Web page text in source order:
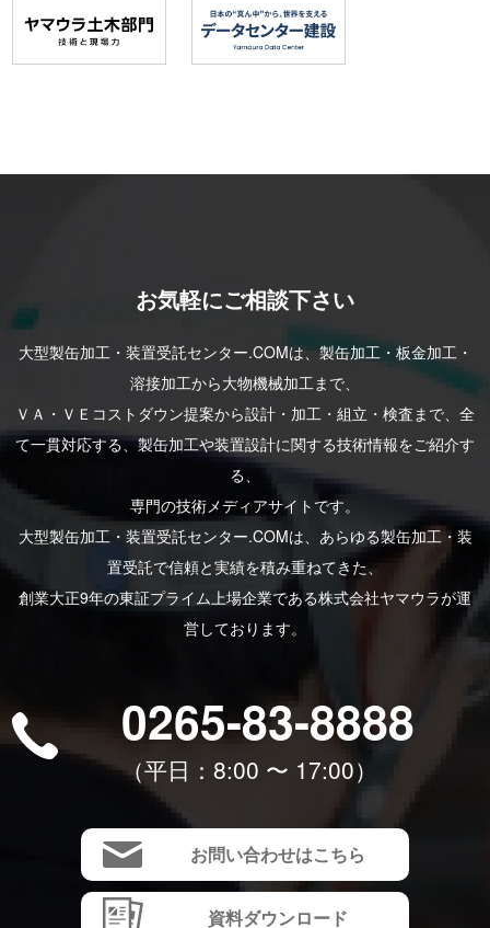
お気軽にご相談下さい
大型製缶加工・装置受託センター.COMは、製⽸加⼯・板⾦加⼯・
溶接加⼯から⼤物機械加⼯まで、
ＶＡ・ＶＥコストダウン提案から設計・加⼯・組⽴・検査まで、全
て⼀貫対応する、製⽸加⼯や装置設計に関する技術情報をご紹介す
る、
専⾨の技術メディアサイトです。
大型製缶加工・装置受託センター.COMは、あらゆる製⽸加⼯・装
置受託で信頼と実績を積み重ねてきた、
創業⼤正9年の東証プライム上場企業である株式会社ヤマウラが運
営しております。
0265-83-8888
（平⽇：8:00 〜 17:00）
お問い合わせはこちら
資料ダウンロード